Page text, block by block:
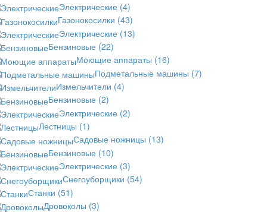
Электрические (4)
Газонокосилки (43)
Электрические (13)
Бензиновые (22)
Моющие аппараты (16)
Подметальные машины (7)
Измельчители (4)
Бензиновые (2)
Электрические (2)
Лестницы (1)
Садовые ножницы (13)
Бензиновые (10)
Электрические (3)
Снегоуборщики (54)
Станки (51)
Дровоколы (3)